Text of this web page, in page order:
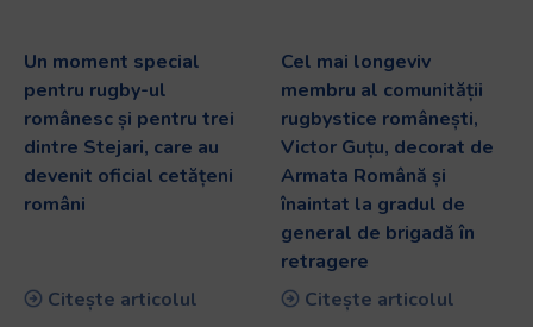
Un moment special
pentru rugby-ul
românesc și pentru trei
dintre Stejari, care au
devenit oficial cetățeni
români
Citește articolul
Cel mai longeviv
membru al comunității
rugbystice românești,
Victor Guțu, decorat de
Armata Română și
înaintat la gradul de
general de brigadă în
retragere
Citește articolul